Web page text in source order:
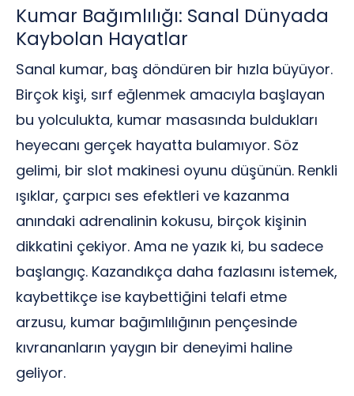
Kumar Bağımlılığı: Sanal Dünyada
Kaybolan Hayatlar
Sanal kumar, baş döndüren bir hızla büyüyor.
Birçok kişi, sırf eğlenmek amacıyla başlayan
bu yolculukta, kumar masasında buldukları
heyecanı gerçek hayatta bulamıyor. Söz
gelimi, bir slot makinesi oyunu düşünün. Renkli
ışıklar, çarpıcı ses efektleri ve kazanma
anındaki adrenalinin kokusu, birçok kişinin
dikkatini çekiyor. Ama ne yazık ki, bu sadece
başlangıç. Kazandıkça daha fazlasını istemek,
kaybettikçe ise kaybettiğini telafi etme
arzusu, kumar bağımlılığının pençesinde
kıvrananların yaygın bir deneyimi haline
geliyor.